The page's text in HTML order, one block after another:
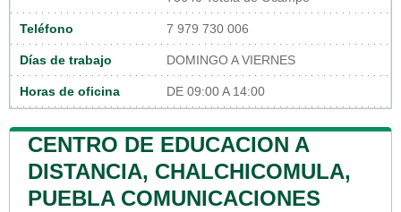
Teléfono 7 979 730 006
Días de trabajo DOMINGO A VIERNES
Horas de oficina DE 09:00 A 14:00
CENTRO DE EDUCACION A
DISTANCIA, CHALCHICOMULA,
PUEBLA COMUNICACIONES